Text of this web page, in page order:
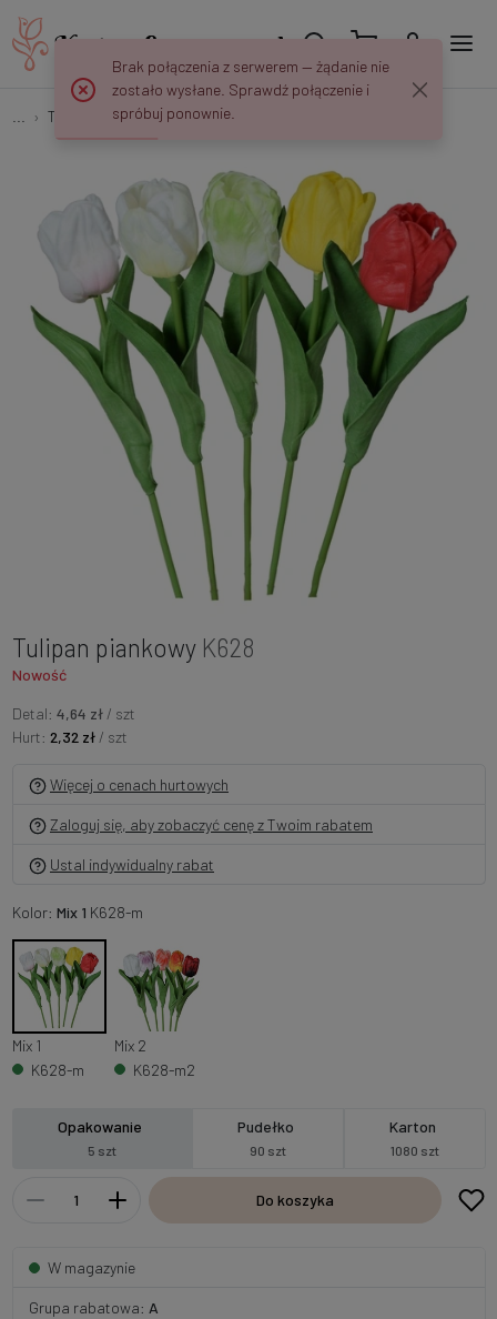
Tulipany Tulipan piankowy K628
Tulipan piankowy K628
Nowość
Detal: 4,64 zł / szt
Hurt: 2,32 zł / szt
Więcej o cenach hurtowych
Zaloguj się, aby zobaczyć cenę z Twoim rabatem
Ustal indywidualny rabat
Kolor: Mix 1 K628-m
Mix 1
K628-m
Mix 2
K628-m2
Opakowanie
5 szt
Pudełko
90 szt
Karton
1080 szt
Do koszyka
W magazynie
Grupa rabatowa: A
Brak połączenia z serwerem — żądanie nie
zostało wysłane. Sprawdź połączenie i
spróbuj ponownie.